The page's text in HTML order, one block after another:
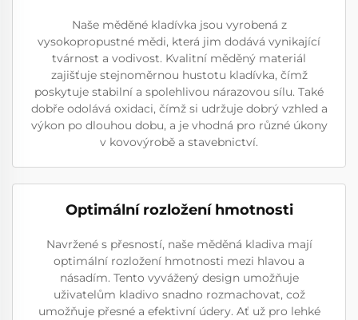
Naše měděné kladívka jsou vyrobená z
vysokopropustné mědi, která jim dodává vynikající
tvárnost a vodivost. Kvalitní měděný materiál
zajišťuje stejnoměrnou hustotu kladívka, čímž
poskytuje stabilní a spolehlivou nárazovou sílu. Také
dobře odolává oxidaci, čímž si udržuje dobrý vzhled a
výkon po dlouhou dobu, a je vhodná pro různé úkony
v kovovýrobě a stavebnictví.
Optimální rozložení hmotnosti
Navržené s přesností, naše měděná kladiva mají
optimální rozložení hmotnosti mezi hlavou a
násadím. Tento vyvážený design umožňuje
uživatelům kladivo snadno rozmachovat, což
umožňuje přesné a efektivní údery. Ať už pro lehké